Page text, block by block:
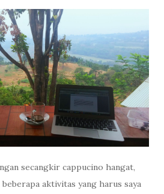
secangkir cappucino hangat,
aktivitas yang harus saya